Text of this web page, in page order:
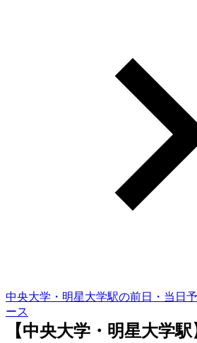
中央大学・明星大学駅の前日・当日
ース
【中央大学・明星大学